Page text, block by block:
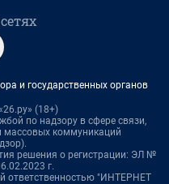
и государственных органов
(18+)
по надзору в сфере связи,
массовых коммуникаций
решения о регистрации: ЭЛ №
г.
ответственностью "ИНТЕРНЕТ